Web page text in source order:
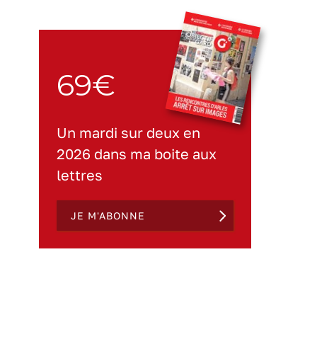
69€
Un mardi sur deux en
2026 dans ma boite aux
lettres
JE M'ABONNE